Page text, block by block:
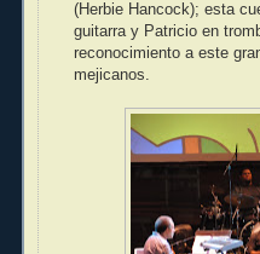
(Herbie Hancock); esta
guitarra y Patricio en
reconocimiento a este
mejicanos.